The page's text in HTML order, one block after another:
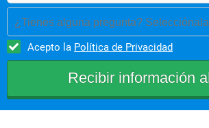
¿Tienes alguna pregunta? Selecciónala
Acepto la Política de Privacidad